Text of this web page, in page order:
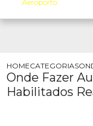
HOMECATEGORIAS
Onde Fazer
Habilitados